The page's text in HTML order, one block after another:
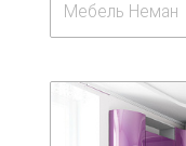
Мебель Неман